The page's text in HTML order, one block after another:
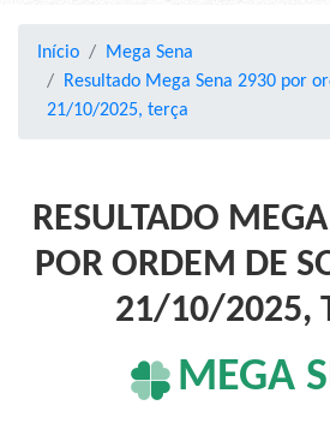
Início
Mega Sena
Resultado Mega Sena 2930 por
21/10/2025, terça
RESULTADO
POR ORDEM DE
21/10/2025,
MEGA